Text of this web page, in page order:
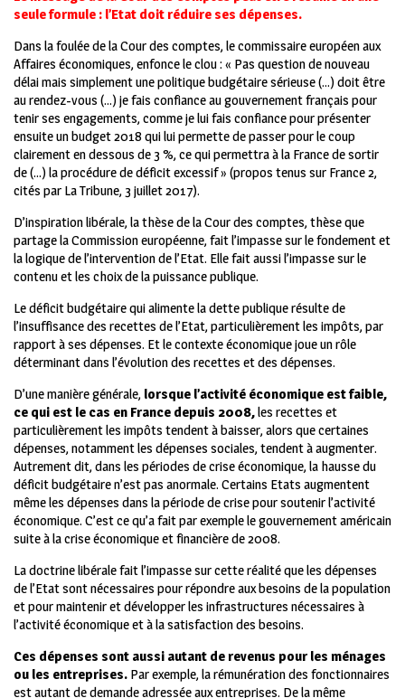
seule formule : l’Etat doit réduire ses dépenses.
Dans la foulée de la Cour des comptes, le commissaire européen aux
Affaires économiques, enfonce le clou : « Pas question de nouveau
délai mais simplement une politique budgétaire sérieuse (…) doit être
au rendez-vous (…) je fais confiance au gouvernement français pour
tenir ses engagements, comme je lui fais confiance pour présenter
ensuite un budget 2018 qui lui permette de passer pour le coup
clairement en dessous de 3 %, ce qui permettra à la France de sortir
de (…) la procédure de déficit excessif » (propos tenus sur France 2,
cités par La Tribune, 3 juillet 2017).
D’inspiration libérale, la thèse de la Cour des comptes, thèse que
partage la Commission européenne, fait l’impasse sur le fondement et
la logique de l’intervention de l’Etat. Elle fait aussi l’impasse sur le
contenu et les choix de la puissance publique.
Le déficit budgétaire qui alimente la dette publique résulte de
l’insuffisance des recettes de l’Etat, particulièrement les impôts, par
rapport à ses dépenses. Et le contexte économique joue un rôle
déterminant dans l’évolution des recettes et des dépenses.
D’une manière générale, lorsque l’activité économique est faible,
ce qui est le cas en France depuis 2008,les recettes et
particulièrement les impôts tendent à baisser, alors que certaines
dépenses, notamment les dépenses sociales, tendent à augmenter.
Autrement dit, dans les périodes de crise économique, la hausse du
déficit budgétaire n’est pas anormale. Certains Etats augmentent
même les dépenses dans la période de crise pour soutenir l’activité
économique. C’est ce qu’a fait par exemple le gouvernement américain
suite à la crise économique et financière de 2008.
La doctrine libérale fait l’impasse sur cette réalité que les dépenses
de l’Etat sont nécessaires pour répondre aux besoins de la population
et pour maintenir et développer les infrastructures nécessaires à
l’activité économique et à la satisfaction des besoins.
Ces dépenses sont aussi autant de revenus pour les ménages
ou les entreprises. Par exemple, la rémunération des fonctionnaires
est autant de demande adressée aux entreprises. De la même